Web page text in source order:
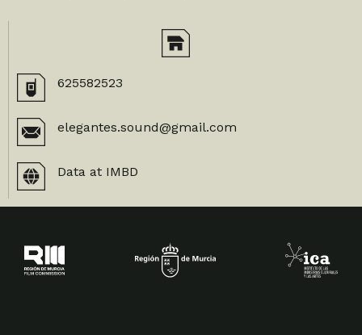
625582523
elegantes.sound@gmail.com
Data at IMBD